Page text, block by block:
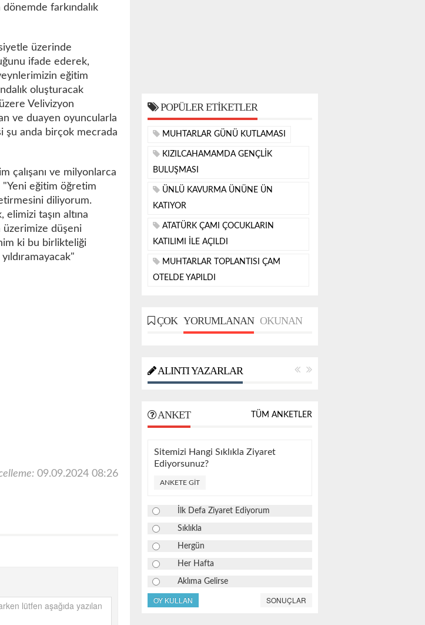
farkındalık
üzerinde
ifade ederek,
eğitim
oluşturacak
Velivizyon
ve duayen oyuncularla
şu anda birçok mecrada
çalışanı ve milyonlarca
"Yeni eğitim öğretim
diliyorum.
taşın altına
üzerimize düşeni
ki bu birlikteliği
09.09.2024 08:26
POPÜLER ETIKETLER
MUHTARLAR GÜNÜ KUTLAMASI
KIZILCAHAMAMDA GENÇLİK
BULUŞMASI
ÜNLÜ KAVURMA ÜNÜNE ÜN
KATIYOR
ATATÜRK ÇAMI ÇOCUKLARIN
KATILIMI İLE AÇILDI
MUHTARLAR TOPLANTISI ÇAM
OTELDE YAPILDI
ÇOK YORUMLANAN OKUNAN
ALINTI YAZARLAR
ANKET TÜM ANKETLER
Sitemizi Hangi Sıklıkla Ziyaret
Ediyorsunuz?
ANKETE GIT
İlk Defa Ziyaret Ediyorum
Sıklıkla
Hergün
Her Hafta
Aklıma Gelirse
OY KULLAN SONUÇLAR